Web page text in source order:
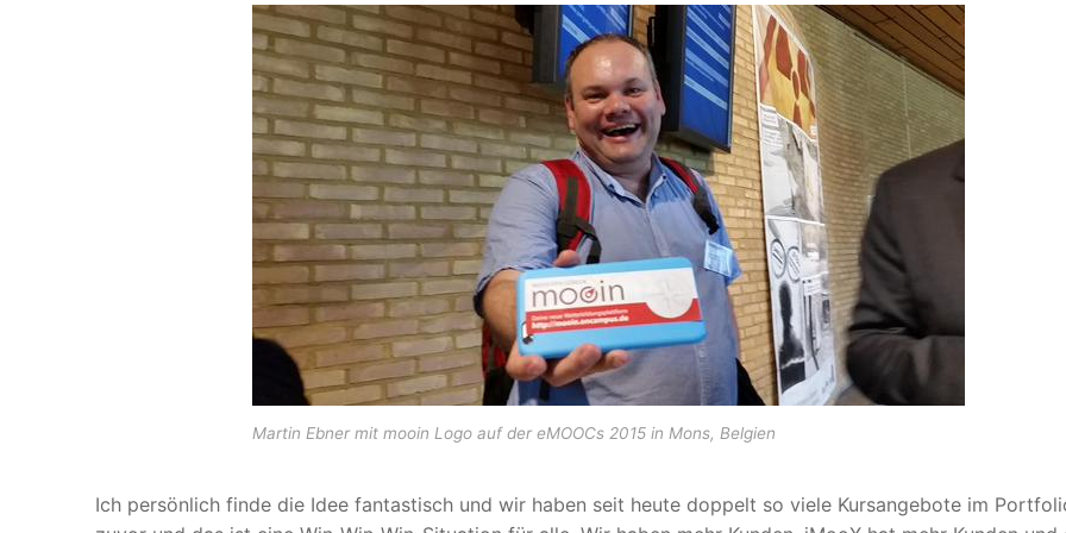
Martin Ebner mit mooin Logo auf der eMOOCs 2015 in Mons, Belgien
Ich persönlich finde die Idee fantastisch und wir haben seit heute doppelt so viele Kursangebote im